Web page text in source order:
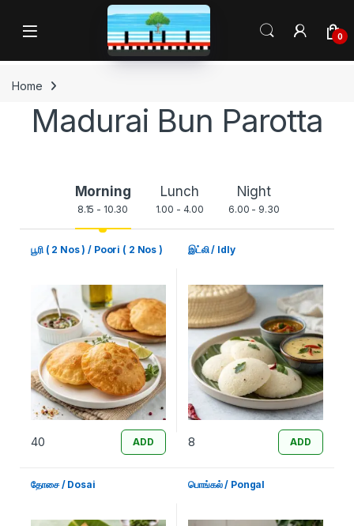
0
Home
Madurai Bun Parotta
Morning
8.15 - 10.30
Lunch
1.00 - 4.00
Night
6.00 - 9.30
பூரி ( 2 Nos ) / Poori ( 2 Nos )
40 ADD
இட்லி / Idly
8 ADD
தோசை / Dosai பொங்கல் / Pongal